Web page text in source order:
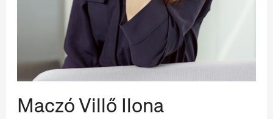
Maczó Villő Ilona